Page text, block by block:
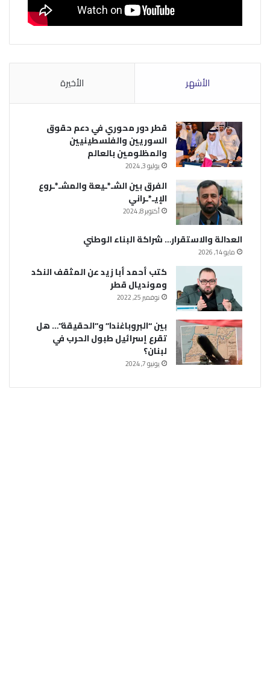
الأشهر الأخيرة
قطر دور محوري في دعم حقوق
السوريين والفلسطينيين
والمظلومين بالعالم
يوليو 3, 2024
الفرق بين الشـ*ـيعة والمشـ*ـروع
الإيـ*ـراني
أكتوبر 8, 2024
العدالة والاستقرار… شراكة البناء الوطني
مايو 14, 2026
كتب أحمد أبا زيد عن المثقف النكد
ومونديال قطر
نوفمبر 25, 2022
بين “البروباغندا” و”الحقيقة”… هل
تقرع إسرائيل طبول الحرب في
لبنان؟
يونيو 7, 2024